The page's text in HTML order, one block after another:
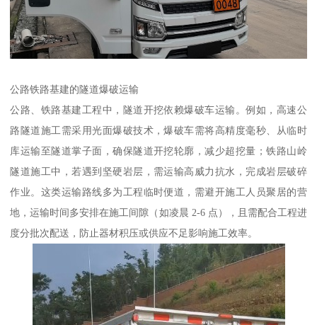
公路铁路基建的隧道爆破运输​
公路、铁路基建工程中，隧道开挖依赖爆破车运输。例如，高速公
路隧道施工需采用光面爆破技术，爆破车需将高精度毫秒、从临时
库运输至隧道掌子面，确保隧道开挖轮廓，减少超挖量；铁路山岭
隧道施工中，若遇到坚硬岩层，需运输高威力抗水，完成岩层破碎
作业。这类运输路线多为工程临时便道，需避开施工人员聚居的营
地，运输时间多安排在施工间隙（如凌晨 2-6 点），且需配合工程进
度分批次配送，防止器材积压或供应不足影响施工效率。​